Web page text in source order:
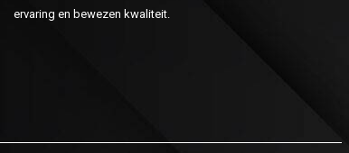
ervaring en bewezen kwaliteit.